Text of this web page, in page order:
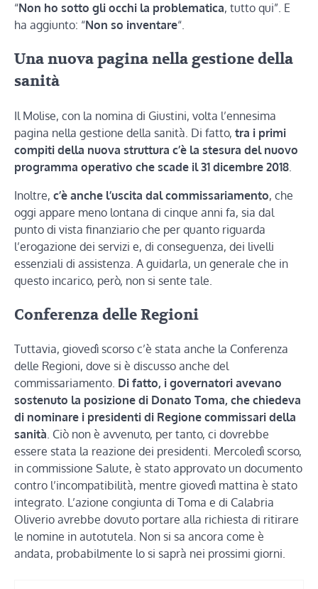
“Non ho sotto gli occhi la problematica, tutto qui”. E
ha aggiunto: “Non so inventare“.
Una nuova pagina nella gestione della
sanità
Il Molise, con la nomina di Giustini, volta l’ennesima
pagina nella gestione della sanità. Di fatto, tra i primi
compiti della nuova struttura c’è la stesura del nuovo
programma operativo che scade il 31 dicembre 2018
Inoltre, c’è anche l’uscita dal commissariamento, che
oggi appare meno lontana di cinque anni fa, sia dal
punto di vista finanziario che per quanto riguarda
l’erogazione dei servizi e, di conseguenza, dei livelli
essenziali di assistenza. A guidarla, un generale che in
questo incarico, però, non si sente tale.
Conferenza delle Regioni
Tuttavia, giovedì scorso c’è stata anche la Conferenza
delle Regioni, dove si è discusso anche del
commissariamento. Di fatto, i governatori avevano
sostenuto la posizione di Donato Toma, che chiedeva
di nominare i presidenti di Regione commissari della
sanità. Ciò non è avvenuto, per tanto, ci dovrebbe
essere stata la reazione dei presidenti. Mercoledì scorso,
in commissione Salute, è stato approvato un documento
contro l’incompatibilità, mentre giovedì mattina è stato
integrato. L’azione congiunta di Toma e di Calabria
Oliverio avrebbe dovuto portare alla richiesta di ritirare
le nomine in autotutela. Non si sa ancora come è
andata, probabilmente lo si saprà nei prossimi giorni.